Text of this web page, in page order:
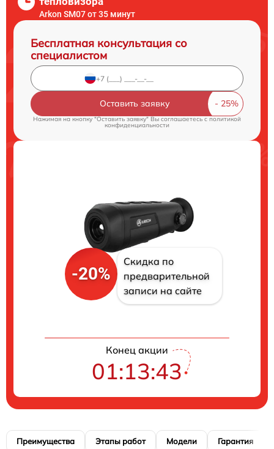
Arkon SM07 от 35 минут
Бесплатная консультация со
специалистом
Оставить заявку
Нажимая на кнопку "Оставить заявку" Вы соглашаетесь c политикой
конфиденциальности
-20%
Скидка по
предварительной
записи на сайте
Конец акции
01:13:42
Преимущества Этапы работ Модели Гарантия